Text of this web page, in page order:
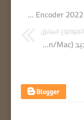
تحميل مباشر Adobe Media Encoder 2022 v22.1.1.25 x64 الإصدار الجديد
الموضوع السابق
لوحة الفوتوشوب العريقة اصدار جديد Astro Panel Pro v6.0 for Adobe Photoshop (Win/Mac)